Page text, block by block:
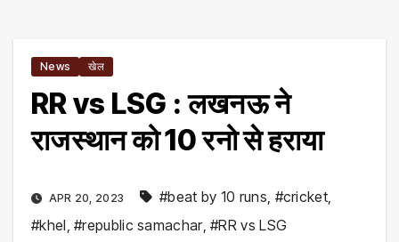
News खेल
RR vs LSG : लखनऊ ने
राजस्थान को 10 रनो से हराया
APR 20, 2023 #beat by 10 runs, #cricket,
#khel,#republic samachar,#RR vs LSG